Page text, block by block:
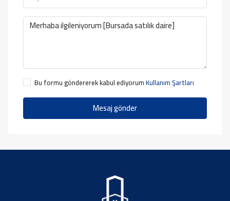
Bu formu göndererek kabul ediyorumKullanım Şartları
Mesaj gönder